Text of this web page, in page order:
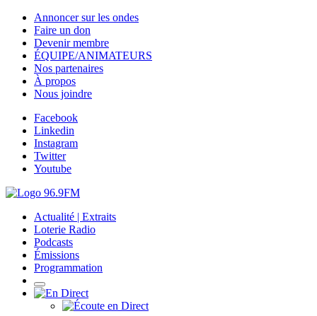
Annoncer sur les ondes
Faire un don
Devenir membre
ÉQUIPE/ANIMATEURS
Nos partenaires
À propos
Nous joindre
Facebook
Linkedin
Instagram
Twitter
Youtube
Actualité | Extraits
Loterie Radio
Podcasts
Émissions
Programmation